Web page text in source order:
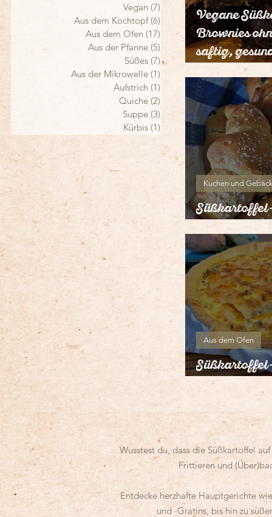
Vegan (7) 7 Beiträge
Aus dem Kochtopf (6) 6 Beiträge
Aus dem Ofen (17) 17 Beiträge
Aus der Pfanne (5) 5 Beiträge
Süßes (7)7 Beiträge
Aus der Mikrowelle (1)
Aufstrich (1) 1 Beitrag
Quiche (2) 2 Beiträge
Suppe (3) 3 Beiträge
Kürbis (1) 1 Beitrag
Vegane
Brownies
saftig,
Kuchen und Gebäck
Aus dem Ofen
Wusstest du, dass die Süßkartoffel
Frittieren und
Entdecke herzhafte Hauptgerichte
und -Gratins, bis hin zu